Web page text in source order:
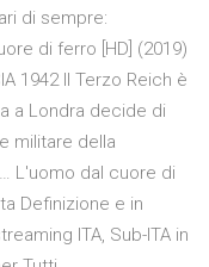
di sempre:
di ferro [HD] (2019)
1942 Il Terzo Reich è
a Londra decide di
militare della
L'uomo dal cuore di
Definizione e in
ITA, Sub-ITA in